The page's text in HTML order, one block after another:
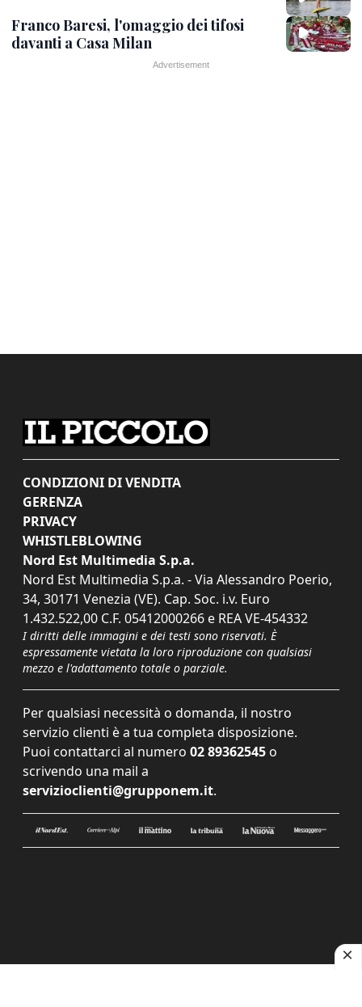
Franco Baresi, l'omaggio dei tifosi
davanti a Casa Milan
CONDIZIONI DI VENDITA
GERENZA
PRIVACY
WHISTLEBLOWING
Nord Est Multimedia S.p.a.
Nord Est Multimedia S.p.a. - Via Alessandro Poerio,
34, 30171 Venezia (VE). Cap. Soc. i.v. Euro
1.432.522,00 C.F. 05412000266 e REA VE-454332
I diritti delle immagini e dei testi sono riservati. È
espressamente vietata la loro riproduzione con qualsiasi
mezzo e l'adattamento totale o parziale.
Per qualsiasi necessità o domanda, il nostro
servizio clienti è a tua completa disposizione.
Puoi contattarci al numero 02 89362545 o
scrivendo una mail a
servizioclienti@grupponem.it.